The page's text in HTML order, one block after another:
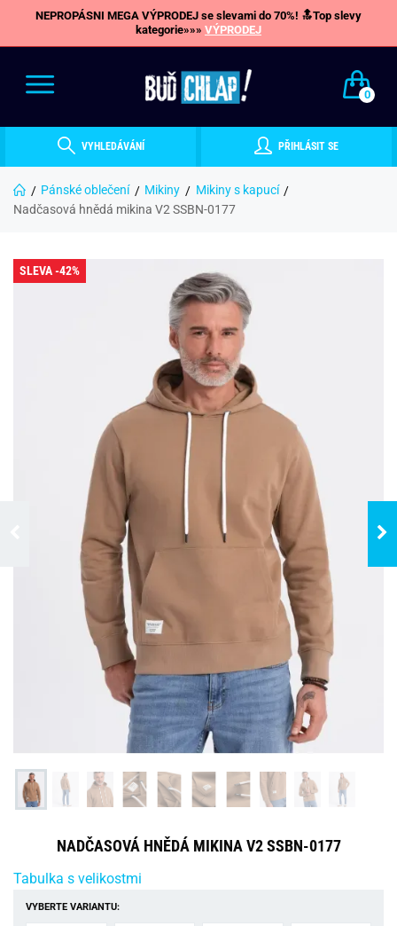
NEPROPÁSNI MEGA VÝPRODEJ se slevami do 70%! 🔝Top slevy
kategorie»»» VÝPRODEJ
0
VYHLEDÁVÁNÍ PŘIHLÁSIT SE
Pánské oblečení Mikiny
Mikiny s kapucí
Nadčasová hnědá mikina V2 SSBN-0177
SLEVA -42%
NADČASOVÁ HNĚDÁ MIKINA V2 SSBN-0177
Tabulka s velikostmi
VYBERTE VARIANTU: